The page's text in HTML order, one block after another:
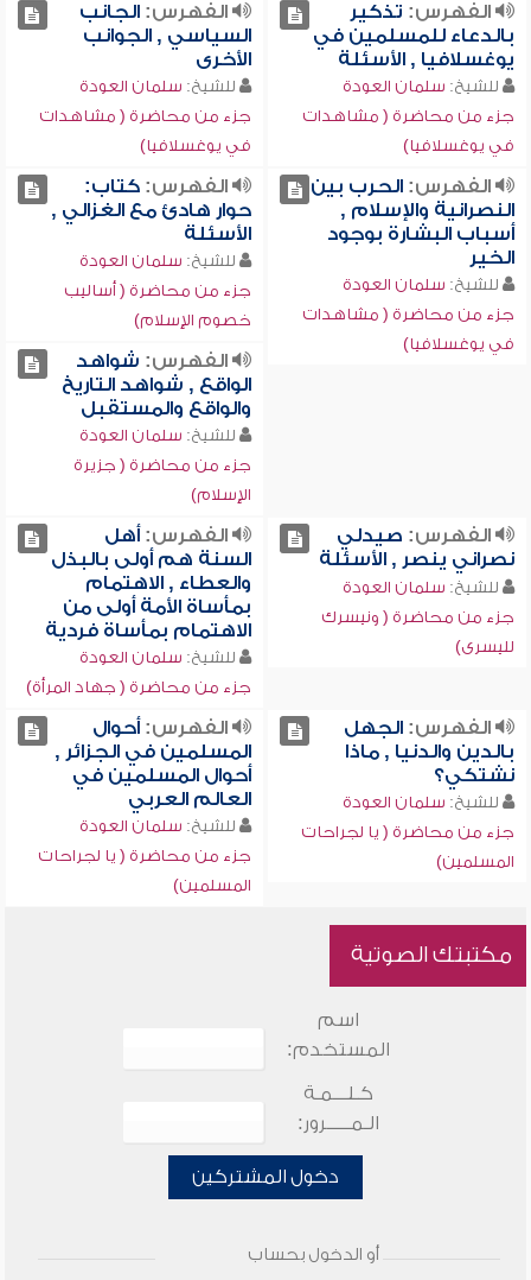
الفهرس: تذكير
بالدعاء للمسلمين في
يوغسلافيا , الأسئلة
للشيخ: سلمان العودة
جزء من محاضرة ( مشاهدات
في يوغسلافيا)
الفهرس:الجانب
السياسي , الجوانب
الأخرى
للشيخ: سلمان العودة
جزء من محاضرة ( مشاهدات
في يوغسلافيا)
الفهرس:الحرب بين
النصرانية والإسلام ,
أسباب البشارة بوجود
الخير
للشيخ: سلمان العودة
جزء من محاضرة ( مشاهدات
في يوغسلافيا)
الفهرس:كتاب:
حوار هادئ مع الغزالي ,
الأسئلة
للشيخ: سلمان العودة
جزء من محاضرة ( أساليب
خصوم الإسلام)
الفهرس: شواهد
الواقع , شواهد التاريخ
والواقع والمستقبل
للشيخ: سلمان العودة
جزء من محاضرة ( جزيرة
الإسلام)
الفهرس: صيدلي
نصراني ينصر , الأسئلة
للشيخ: سلمان العودة
جزء من محاضرة ( ونيسرك
لليسرى)
الفهرس:أهل
السنة هم أولى بالبذل
والعطاء , الاهتمام
بمأساة الأمة أولى من
الاهتمام بمأساة فردية
للشيخ: سلمان العودة
جزء من محاضرة ( جهاد المرأة)
الفهرس:الجهل
بالدين والدنيا , ماذا
نشتكي؟
للشيخ: سلمان العودة
جزء من محاضرة ( يا لجراحات
المسلمين)
الفهرس:أحوال
المسلمين في الجزائر ,
أحوال المسلمين في
العالم العربي
للشيخ: سلمان العودة
جزء من محاضرة ( يا لجراحات
المسلمين)
مكتبتك الصوتية
اسم
المستخدم:
كـلـــمـة
الـمـــــرور:
دخول المشتركين
أو الدخول بحساب